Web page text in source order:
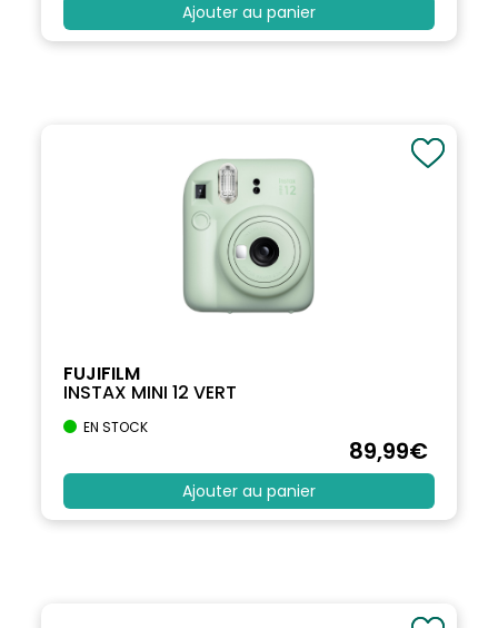
Ajouter au panier
FUJIFILM
INSTAX MINI 12 VERT
EN STOCK
89,99€
Ajouter au panier